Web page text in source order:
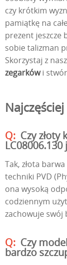
czy krótkim
pamiątkę na
prezent jeszcze
sobie talizman
Skorzystaj z
zegarkówi
Czy
LC08006.130
Tak, złota
techniki PVD
ona wysoką
codziennym
zachowuje swój
Czy
bardzo